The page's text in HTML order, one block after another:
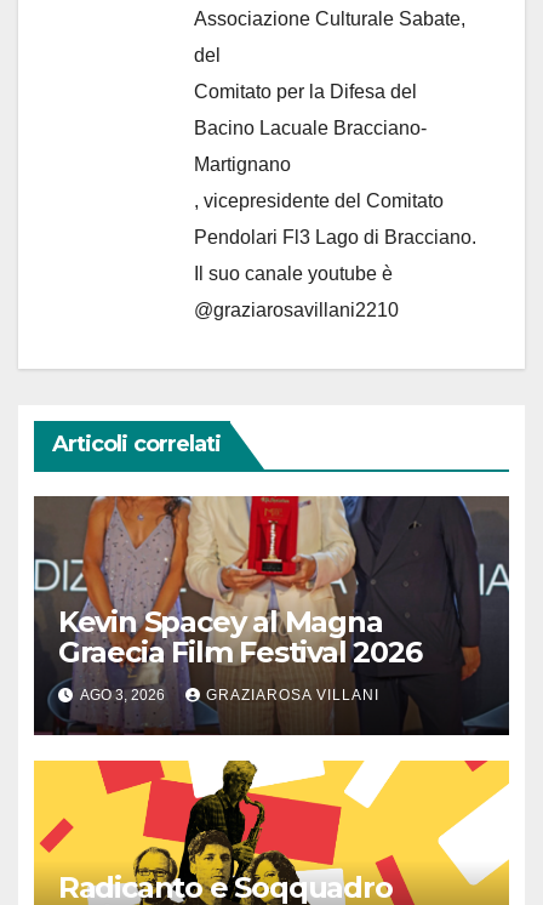
Associazione Culturale Sabate,
del
Comitato per la Difesa del
Bacino Lacuale Bracciano-
Martignano
, vicepresidente del Comitato
Pendolari Fl3 Lago di Bracciano.
Il suo canale youtube è
@graziarosavillani2210
Articoli correlati
Kevin Spacey al Magna
Graecia Film Festival 2026
AGO 3, 2026 GRAZIAROSA VILLANI
Radicanto e Soqquadro